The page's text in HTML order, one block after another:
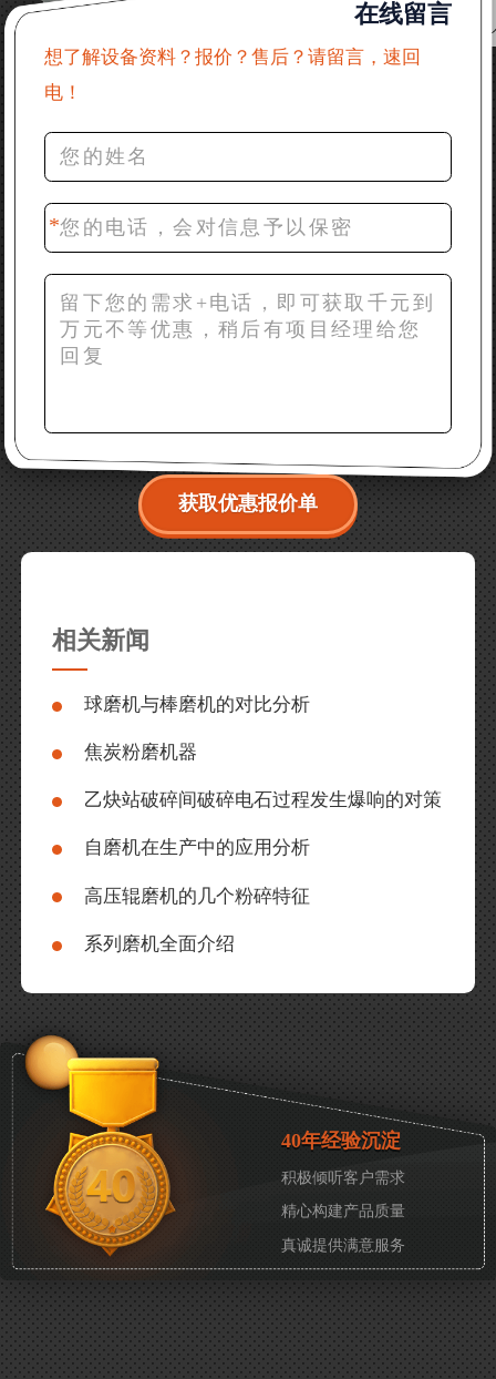
31分钟前 吴先生：成套石头破碎设备有吗？给个详细
产品资料
36分钟前 罗先生：每小时100吨左右的鄂破和反击破，
42分钟前 梁先生：膨润土磨到200目，用什么磨粉设
备？
在线留言
想了解设备资料？报价？售后？请留言，速回
电！
获取优惠报价单
相关新闻
球磨机与棒磨机的对比分析
焦炭粉磨机器
乙炔站破碎间破碎电石过程发生爆响的对策
自磨机在生产中的应用分析
高压辊磨机的几个粉碎特征
系列磨机全面介绍
40年经验沉淀
积极倾听客户需求
精心构建产品质量
真诚提供满意服务